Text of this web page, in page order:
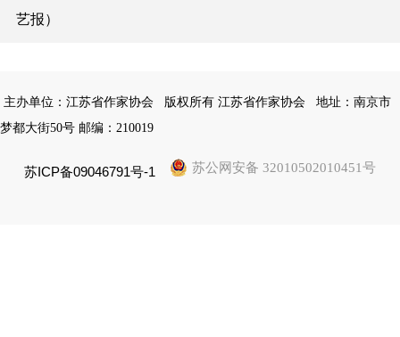
艺报）
主办单位：江苏省作家协会 版权所有 江苏省作家协会
地址：南京市
梦都大街50号 邮编：210019
苏ICP备09046791号-1 苏公网安备 32010502010451号